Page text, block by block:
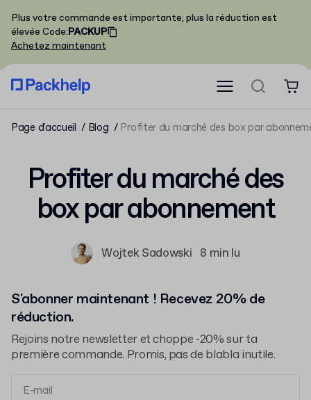
Plus votre commande est importante, plus la réduction est
élevée Code:PACKUP
Achetez maintenant
Page d'accueil Blog Profiter du marché des box par
Profiter du marché des
box par abonnement
Wojtek Sadowski 8 min lu
S'abonner maintenant ! Recevez 20% de
réduction.
Rejoins notre newsletter et choppe -20% sur ta
première commande. Promis, pas de blabla inutile.